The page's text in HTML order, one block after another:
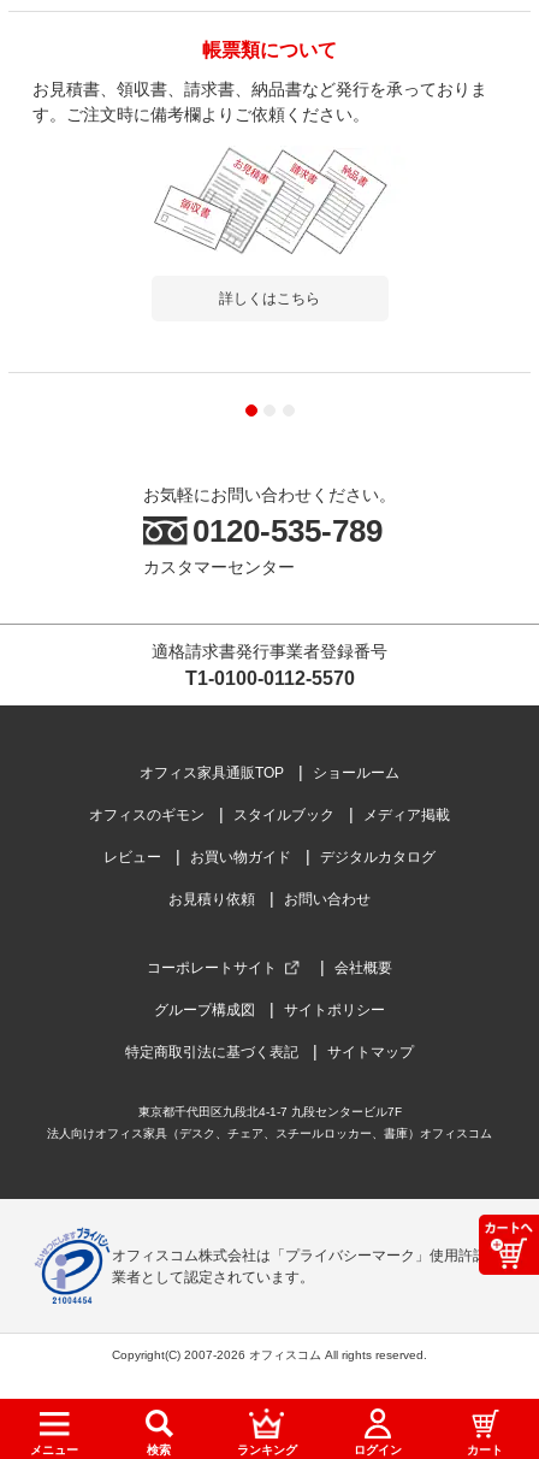
帳票類について
お見積書、領収書、請求書、納品書など発行を承っておりま
す。ご注文時に備考欄よりご依頼ください。
詳しくはこちら
お気軽にお問い合わせください。
0120-535-789
カスタマーセンター
適格請求書発行事業者登録番号
T1-0100-0112-5570
メニュー 検索 ランキング ログイン カート
オフィス家具通販TOP ショールーム
オフィスのギモン スタイルブック メディア掲載
レビュー お買い物ガイド デジタルカタログ
お見積り依頼 お問い合わせ
コーポレートサイト 会社概要
グループ構成図 サイトポリシー
特定商取引法に基づく表記 サイトマップ
東京都千代田区九段北4-1-7 九段センタービル7F
法人向けオフィス家具（デスク、チェア、スチールロッカー、書庫）オフィスコム
オフィスコム株式会社は「プライバシーマーク」使用許諾事
業者として認定されています。
Copyright(C) 2007-2026 オフィスコム All rights reserved.